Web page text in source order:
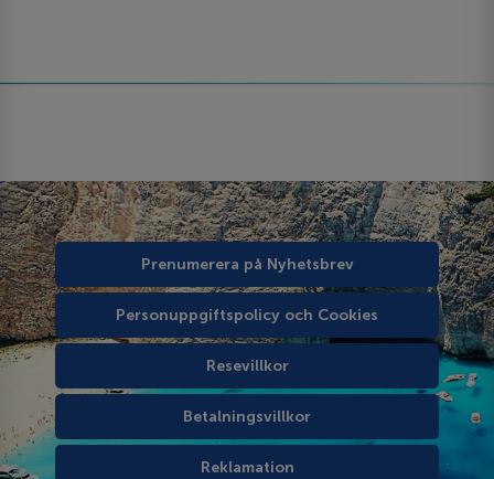
Prenumerera på Nyhetsbrev
Personuppgiftspolicy och Cookies
Resevillkor
Betalningsvillkor
Reklamation